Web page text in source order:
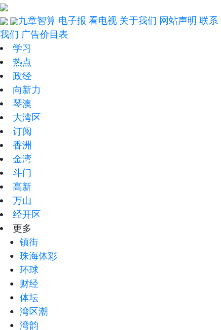
九章智算 电子报 看电视 关于我们 网站声明 联系
我们 广告价目表
学习
热点
政经
向新力
琴澳
大湾区
订阅
香洲
金湾
斗门
高新
万山
经开区
更多
镇街
珠海体彩
环球
财经
体坛
湾区潮
湾韵